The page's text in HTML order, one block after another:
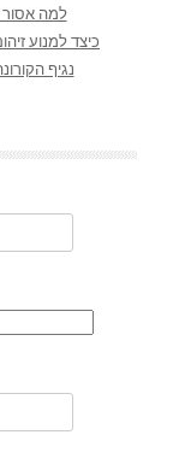
למה אסור
כיצד למנוע
נגיף